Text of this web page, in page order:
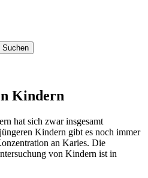
Suchen
Kindern
hat sich zwar insgesamt
Kindern gibt es noch immer
an Karies. Die
von Kindern ist in